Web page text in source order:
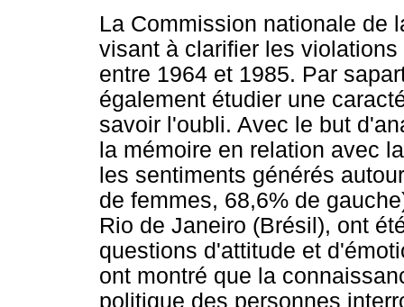
La Commission nationale de
visant à clarifier les
entre 1964 et 1985. Par
également étudier une
savoir l'oubli. Avec le but
la mémoire en relation avec
les sentiments générés
de femmes, 68,6% de
Rio de Janeiro (Brésil), ont
questions d'attitude et
ont montré que la
politique des personnes